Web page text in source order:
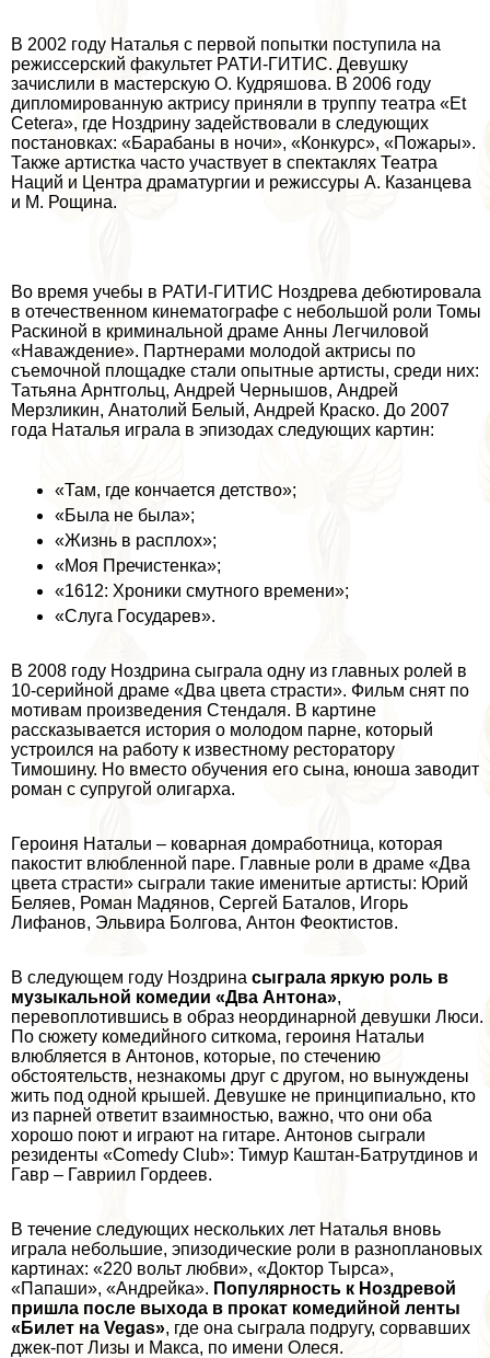
В 2002 году Наталья с первой попытки поступила на
режиссерский факультет РАТИ-ГИТИС. Девушку
зачислили в мастерскую О. Кудряшова. В 2006 году
дипломированную актрису приняли в труппу театра «Et
Cetera», где Ноздрину задействовали в следующих
постановках: «Баpaбаны в ночи», «Конкурс», «Пожары».
Также артистка часто участвует в спектаклях Театра
Наций и Центра драматургии и режиссуры А. Казанцева
и М. Рощина.
Во время учебы в РАТИ-ГИТИС Ноздрева дебютировала
в отечественном кинематографе с небольшой роли Томы
Раскиной в криминальной драме Анны Легчиловой
«Наваждение». Партнерами молодой актрисы по
съемочной площадке стали опытные артисты, среди них:
Татьяна Арнтгольц, Андрей Чернышов, Андрей
Мерзликин, Анатолий Белый, Андрей Краско. До 2007
года Наталья играла в эпизодах следующих картин:
«Там, где кончается детство»;
«Была не была»;
«Жизнь в расплох»;
«Моя Пречистенка»;
«1612: Хроники смутного времени»;
«Слуга Государев».
В 2008 году Ноздрина сыграла одну из главных ролей в
10-серийной драме «Два цвета страсти». Фильм снят по
мотивам произведения Стендаля. В картине
рассказывается история о молодом парне, который
устроился на работу к известному ресторатору
Тимошину. Но вместо обучения его сына, юноша заводит
роман с супругой олигарха.
Героиня Натальи – коварная домработница, которая
пакостит влюбленной паре. Главные роли в драме «Два
цвета страсти» сыграли такие именитые артисты: Юрий
Беляев, Роман Мадянов, Сергeй Баталов, Игорь
Лифанов, Эльвира Болгова, Антон Феоктистов.
В следующем году Ноздрина сыграла яркую роль в
музыкальной комедии «Два Антона»,
перевоплотившись в образ неординарной дeвyшки Люси.
По сюжету комедийного ситкома, героиня Натальи
влюбляется в Антонов, которые, по стечению
обстоятельств, незнакомы друг с другом, но вынуждены
жить под одной крышей. Девушке не принципиально, кто
из парней ответит взаимностью, важно, что они оба
хорошо поют и играют на гитаре. Антонов сыграли
резиденты «Comedy Club»: Тимур Каштан-Батрутдинов и
Гавр – Гавриил Гордеев.
В течение следующих нескольких лет Наталья вновь
играла небольшие, эпизодические роли в разноплановых
картинах: «220 вольт любви», «Доктор Тырса»,
«Папаши», «Андрейка». Популярность к Ноздревой
пришла после выхода в прокат комедийной ленты
«Билет на Vegas», где она сыграла подругу, сорвавших
джек-пот Лизы и Макса, по имени Олеся.